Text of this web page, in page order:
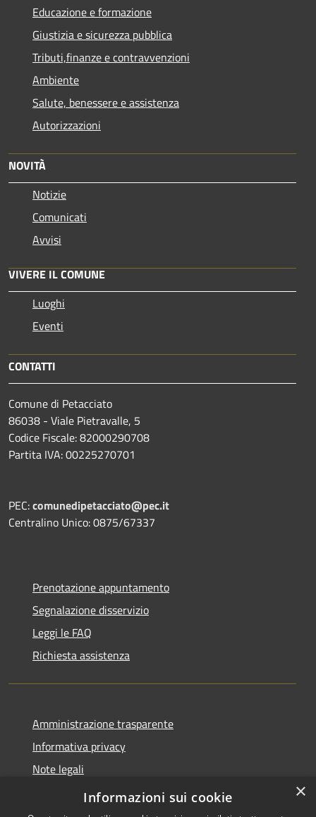
Educazione e formazione
Giustizia e sicurezza pubblica
Tributi,finanze e contravvenzioni
Ambiente
Salute, benessere e assistenza
Autorizzazioni
NOVITÀ
Notizie
Comunicati
Avvisi
VIVERE IL COMUNE
Luoghi
Eventi
CONTATTI
Comune di Petacciato
86038 - Viale Pietravalle, 5
Codice Fiscale: 82000290708
Partita IVA: 00225270701
PEC:comunedipetacciato@pec.it
Centralino Unico: 0875/67337
Prenotazione appuntamento
Segnalazione disservizio
Leggi le FAQ
Richiesta assistenza
Amministrazione trasparente
Informativa privacy
Note legali
Dichiarazione di accessibilità
×
Informazioni sui cookie